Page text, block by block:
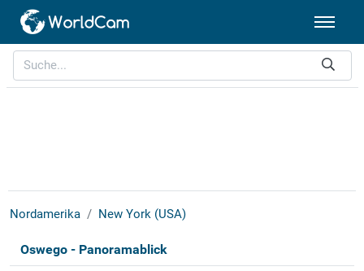
Nordamerika New York (USA)
Oswego - Panoramablick